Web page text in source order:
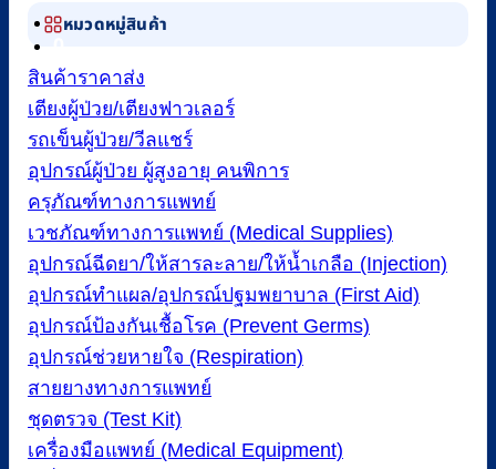
หมวดหมู่สินค้า
สินค้าราคาส่ง
เตียงผู้ป่วย/เตียงฟาวเลอร์
รถเข็นผู้ป่วย/วีลแชร์
อุปกรณ์ผู้ป่วย ผู้สูงอายุ คนพิการ
ครุภัณฑ์ทางการแพทย์
เวชภัณฑ์ทางการแพทย์ (Medical Supplies)
อุปกรณ์ฉีดยา/ให้สารละลาย/ให้น้ำเกลือ (Injection)
อุปกรณ์ทำแผล/อุปกรณ์ปฐมพยาบาล (First Aid)
อุปกรณ์ป้องกันเชื้อโรค (Prevent Germs)
อุปกรณ์ช่วยหายใจ (Respiration)
สายยางทางการแพทย์
ชุดตรวจ (Test Kit)
เครื่องมือแพทย์ (Medical Equipment)